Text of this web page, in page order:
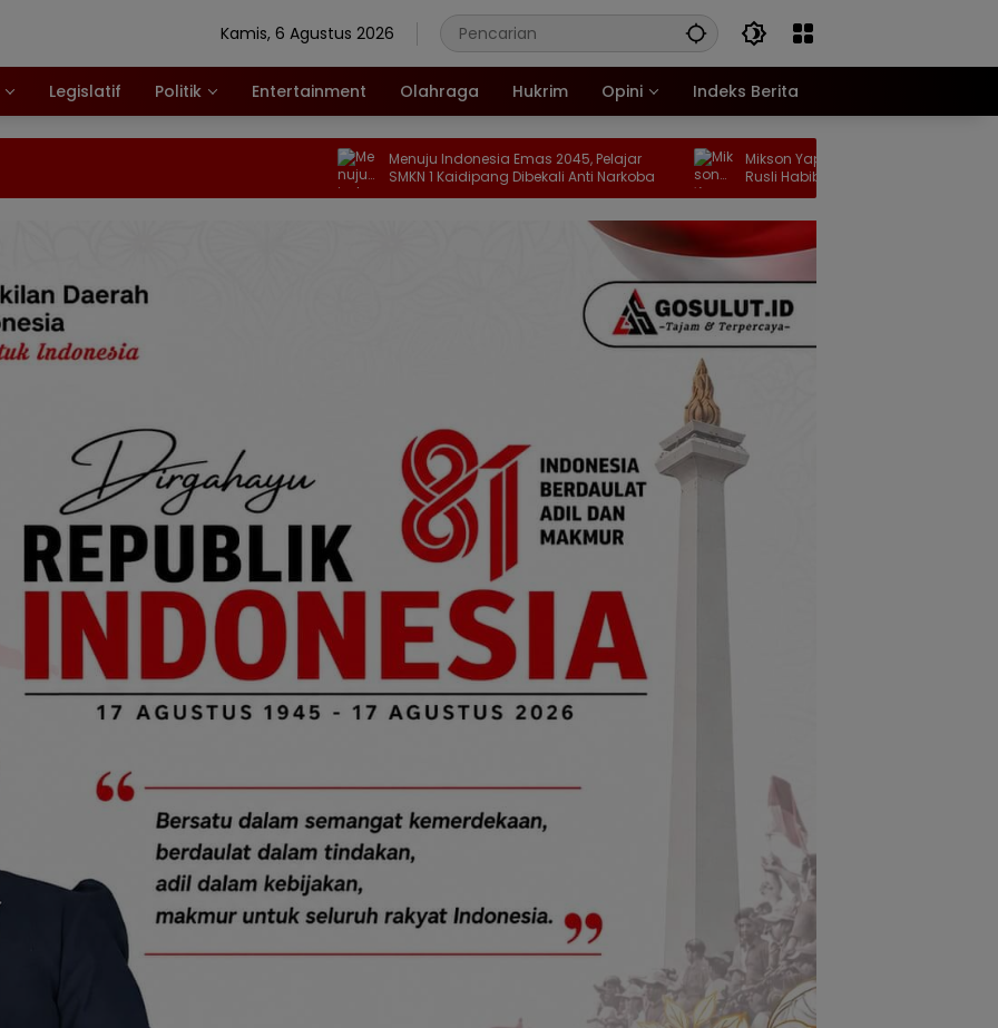
Kamis, 6 Agustus 2026
Legislatif Politik Entertainment Olahraga Hukrim Opini Indeks Berita
Menuju Indonesia Emas 2045, Pelajar
SMKN 1 Kaidipang Dibekali Anti Narkoba
Mikson Yapanto Titip Aspirasi Strategis ke
Rusli Habibie, dari WPR hingga Relokasi
Fuel Terminal Pertamina